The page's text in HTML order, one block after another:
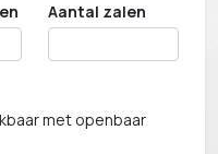
Aantal zalen
met openbaar